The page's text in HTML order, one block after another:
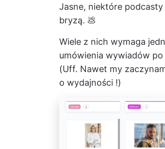
Jasne, niektóre
bryzą. 💩
Wiele z nich wymaga
umówienia wywiadów
(Uff. Nawet my
o wydajności !)